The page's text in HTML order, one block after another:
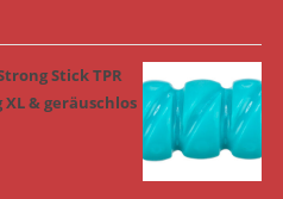
Stick TPR
& geräuschlos